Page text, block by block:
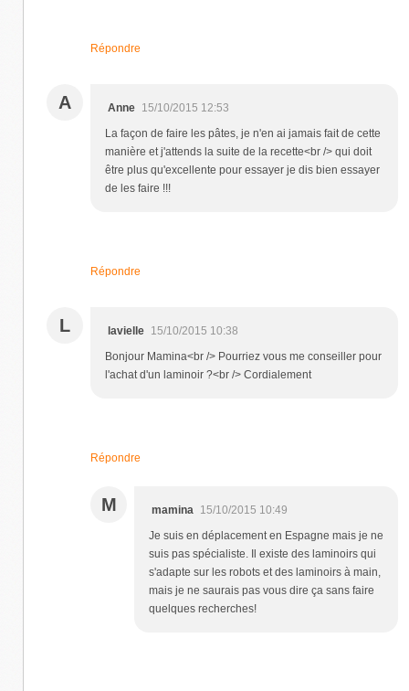
Répondre
A Anne 15/10/2015 12:53
La façon de faire les pâtes, je n'en ai jamais fait de cette
manière et j'attends la suite de la recette<br /> qui doit
être plus qu'excellente pour essayer je dis bien essayer
de les faire !!!
Répondre
L lavielle 15/10/2015 10:38
Bonjour Mamina<br /> Pourriez vous me conseiller pour
l'achat d'un laminoir ?<br /> Cordialement
Répondre
M mamina 15/10/2015 10:49
Je suis en déplacement en Espagne mais je ne
suis pas spécialiste. Il existe des laminoirs qui
s'adapte sur les robots et des laminoirs à main,
mais je ne saurais pas vous dire ça sans faire
quelques recherches!